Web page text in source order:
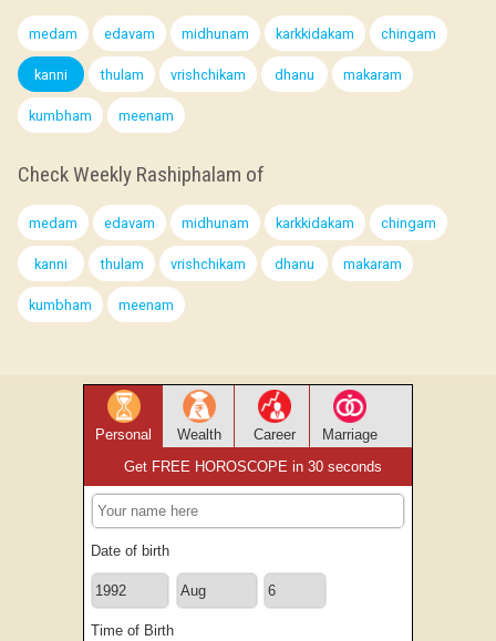
medam edavam midhunam karkkidakam chingam
kanni thulam vrishchikam dhanu makaram
kumbham meenam
Check Weekly Rashiphalam of
medam edavam midhunam karkkidakam chingam
kanni thulam vrishchikam dhanu makaram
kumbham meenam
Personal Wealth Career Marriage
Get FREE HOROSCOPE in 30 seconds
Date of birth
Time of Birth